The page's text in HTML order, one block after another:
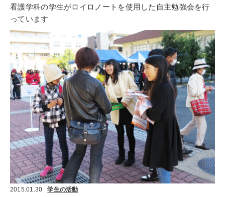
看護学科の学生がロイロノートを使用した自主勉強会を行
っています
2015.01.30 学生の活動